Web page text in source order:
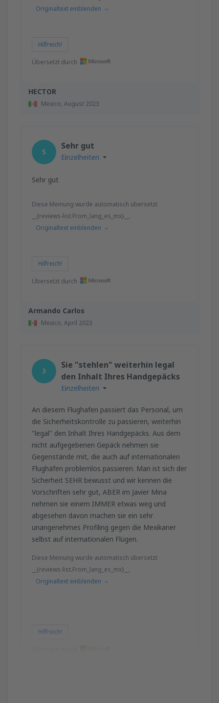
HECTOR
Mexico, August 2023
Originaltext einblenden
Hilfreich!
Übersetzt durch
Armando Carlos
Mexico, April 2023
5
Sehr gut
Einzelheiten
Sehr gut
Diese Meinung wurde automatisch übersetzt
__{reviews-list.From_lang_es_mx}__.
Originaltext einblenden
Hilfreich!
Übersetzt durch
3
Sie "stehlen" weiterhin legal
den Inhalt Ihres Handgepäcks
Einzelheiten
An diesem Flughafen passiert das Personal, um
die Sicherheitskontrolle zu passieren, weiterhin
"legal" den Inhalt Ihres Handgepäcks. Aus dem
nicht aufgegebenen Gepäck nehmen sie
Gegenstände mit, die auch auf internationalen
Flughäfen problemlos passieren. Man ist sich der
Sicherheit SEHR bewusst und wir kennen die
Vorschriften sehr gut, ABER im Javier Mina
nehmen sie einem IMMER etwas weg und
abgesehen davon machen sie ein sehr
unangenehmes Profiling gegen die Mexikaner
selbst auf internationalen Flügen.
Diese Meinung wurde automatisch übersetzt
__{reviews-list.From_lang_es_mx}__.
Originaltext einblenden
Hilfreich!